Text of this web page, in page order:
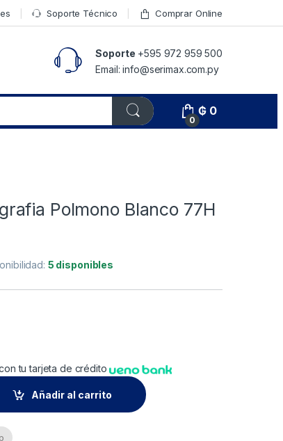
Soporte Técnico Comprar Online
Soporte +595 972 959 500
Email: info@serimax.com.py
0
₲ 0
Polmono Blanco 77H
5 disponibles
tu tarjeta de crédito
Blanco 77H 200Cm Xml quantity
Añadir al carrito